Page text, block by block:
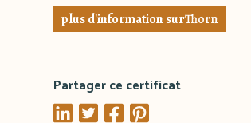
plus d'information surThorn
Partager ce certificat